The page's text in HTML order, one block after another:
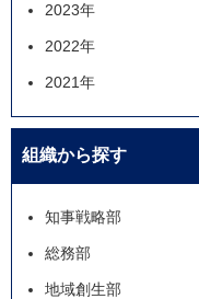
2023年
2022年
2021年
組織から探す
知事戦略部
総務部
地域創生部